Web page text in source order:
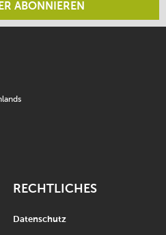
ABONNIEREN
RECHTLICHES
Datenschutz